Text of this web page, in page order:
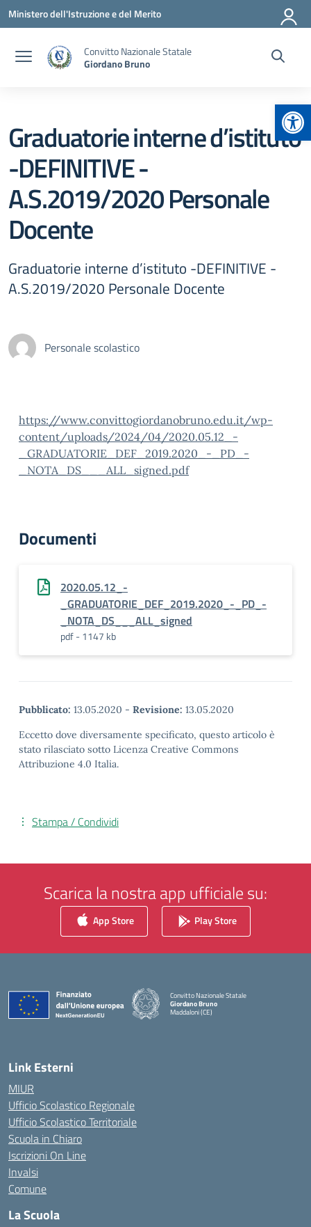
Vai ai contenuti
Vai al menu di navigazione
Vai al footer
Ministero dell'Istruzione e del Merito
Convitto Nazionale Statale
Giordano Bruno
Graduatorie interne d’istituto
-DEFINITIVE -
A.S.2019/2020 Personale
Docente
Graduatorie interne d’istituto -DEFINITIVE -
A.S.2019/2020 Personale Docente
Personale scolastico
https://www.convittogiordanobruno.edu.it/wp-
content/uploads/2024/04/2020.05.12_-
_GRADUATORIE_DEF_2019.2020_-_PD_-
_NOTA_DS___ALL_signed.pdf
Documenti
2020.05.12_-
_GRADUATORIE_DEF_2019.2020_-_PD_-
_NOTA_DS___ALL_signed
pdf - 1147 kb
Pubblicato: 13.05.2020 - Revisione: 13.05.2020
Eccetto dove diversamente specificato, questo articolo è
stato rilasciato sotto Licenza Creative Commons
Attribuzione 4.0 Italia.
Stampa / Condividi
Scarica la nostra app ufficiale su:
App Store Play Store
Convitto Nazionale Statale
Giordano Bruno
Maddaloni (CE)
Link Esterni
MIUR
Ufficio Scolastico Regionale
Ufficio Scolastico Territoriale
Scuola in Chiaro
Iscrizioni On Line
Invalsi
Comune
La Scuola